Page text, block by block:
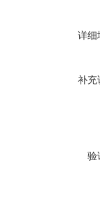
详细
补充
验